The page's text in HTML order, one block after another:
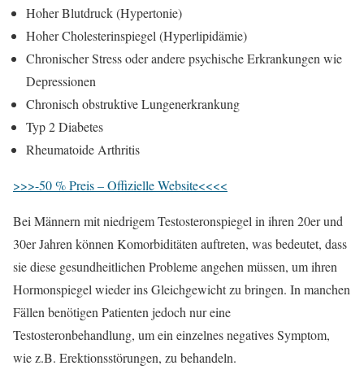
Hoher Blutdruck (Hypertonie)
Hoher Cholesterinspiegel (Hyperlipidämie)
Chronischer Stress oder andere psychische Erkrankungen wie
Depressionen
Chronisch obstruktive Lungenerkrankung
Typ 2 Diabetes
Rheumatoide Arthritis
>>>-50 % Preis – Offizielle Website<<<<
Bei Männern mit niedrigem Testosteronspiegel in ihren 20er und
30er Jahren können Komorbiditäten auftreten, was bedeutet, dass
sie diese gesundheitlichen Probleme angehen müssen, um ihren
Hormonspiegel wieder ins Gleichgewicht zu bringen. In manchen
Fällen benötigen Patienten jedoch nur eine
Testosteronbehandlung, um ein einzelnes negatives Symptom,
wie z.B. Erektionsstörungen, zu behandeln.